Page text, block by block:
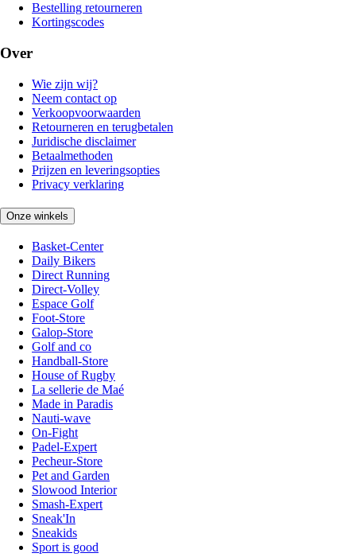
Bestelling retourneren
Kortingscodes
Over
Wie zijn wij?
Neem contact op
Verkoopvoorwaarden
Retourneren en terugbetalen
Juridische disclaimer
Betaalmethoden
Prijzen en leveringsopties
Privacy verklaring
Onze winkels
Basket-Center
Daily Bikers
Direct Running
Direct-Volley
Espace Golf
Foot-Store
Galop-Store
Golf and co
Handball-Store
House of Rugby
La sellerie de Maé
Made in Paradis
Nauti-wave
On-Fight
Padel-Expert
Pecheur-Store
Pet and Garden
Slowood Interior
Smash-Expert
Sneak'In
Sneakids
Sport is good